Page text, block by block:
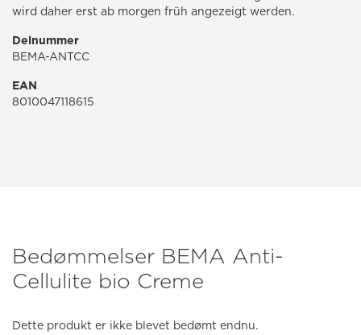
wird daher erst ab morgen früh angezeigt werden.
Delnummer
BEMA-ANTCC
EAN
8010047118615
Bedømmelser BEMA Anti-
Cellulite bio Creme
Dette produkt er ikke blevet bedømt endnu.